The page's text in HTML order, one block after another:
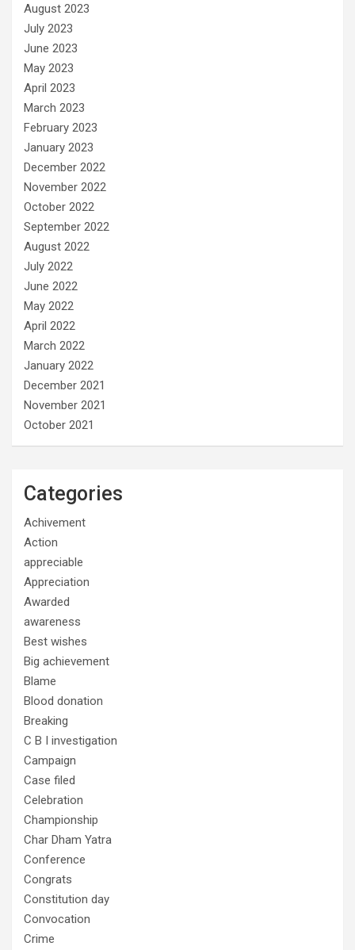
August 2023
July 2023
June 2023
May 2023
April 2023
March 2023
February 2023
January 2023
December 2022
November 2022
October 2022
September 2022
August 2022
July 2022
June 2022
May 2022
April 2022
March 2022
January 2022
December 2021
November 2021
October 2021
Categories
Achivement
Action
appreciable
Appreciation
Awarded
awareness
Best wishes
Big achievement
Blame
Blood donation
Breaking
C B I investigation
Campaign
Case filed
Celebration
Championship
Char Dham Yatra
Conference
Congrats
Constitution day
Convocation
Crime